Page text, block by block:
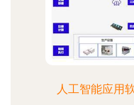
人工智能应用